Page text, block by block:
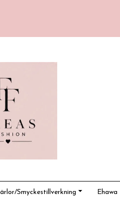
Smyckestillverkning Ehawa